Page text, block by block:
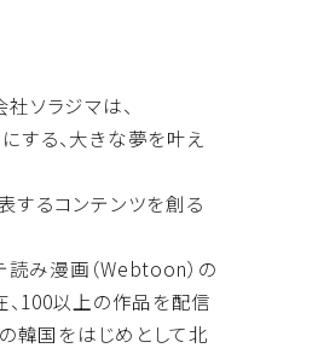
ソラジマは、
する、大きな夢を叶え
するコンテンツを創る
読み漫画（Webtoon） の
、100以上の作品を配信
韓国をはじめとして北